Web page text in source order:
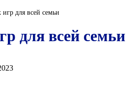
игр для всей семьи
для всей семьи